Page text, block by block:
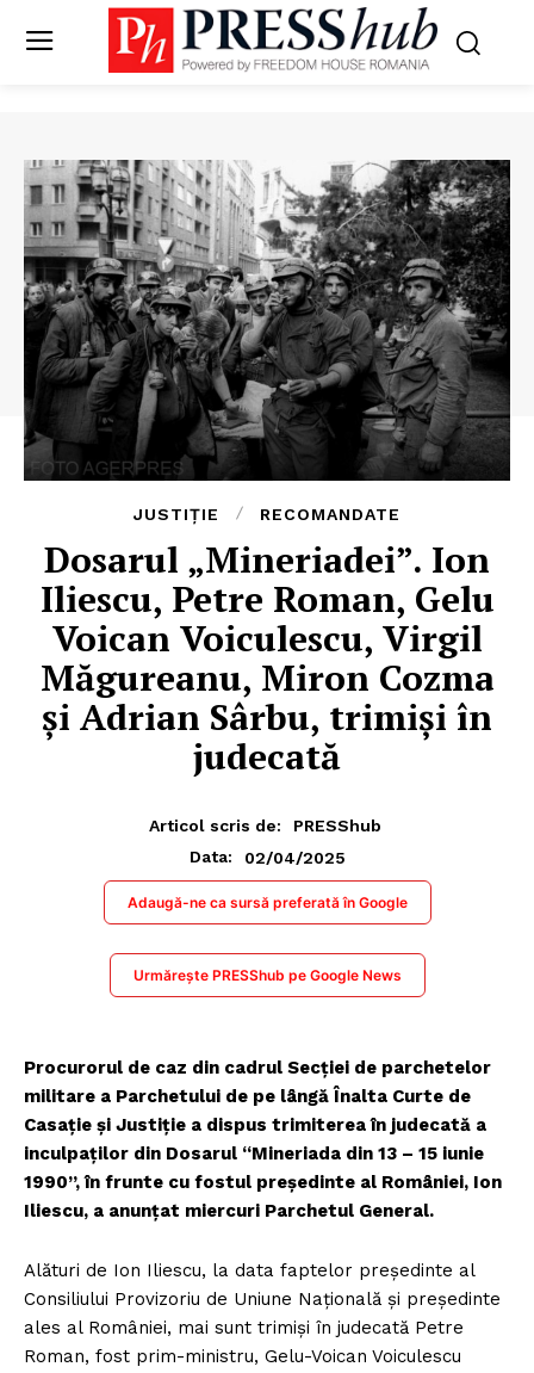
JUSTIȚIE RECOMANDATE
Dosarul „Mineriadei”. Ion
Iliescu, Petre Roman, Gelu
Voican Voiculescu, Virgil
Măgureanu, Miron Cozma
și Adrian Sârbu, trimiși în
judecată
Articol scris de:
PRESShub
Data:
02/04/2025
Adaugă-ne ca sursă preferată în Google
Urmărește PRESShub pe Google News
Procurorul de caz din cadrul Secției de parchetelor
militare a Parchetului de pe lângă Înalta Curte de
Casaţie şi Justiţie a dispus trimiterea în judecată a
inculpaților din Dosarul “Mineriada din 13 – 15 iunie
1990”, în frunte cu fostul președinte al României, Ion
Iliescu, a anunțat miercuri Parchetul General.
Alături de Ion Iliescu, la data faptelor președinte al
Consiliului Provizoriu de Uniune Națională și președinte
ales al României, mai sunt trimiși în judecată Petre
Roman, fost prim-ministru, Gelu-Voican Voiculescu